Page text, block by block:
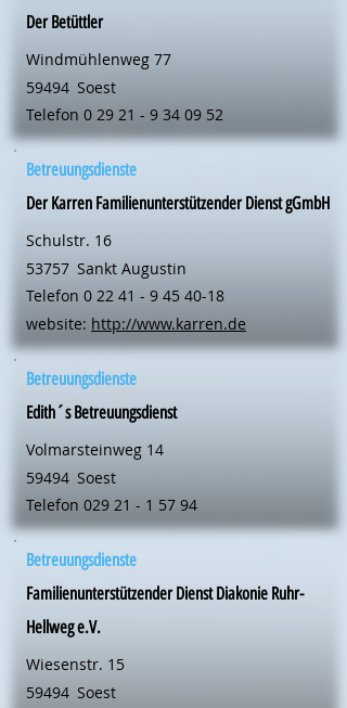
Der Betüttler
Windmühlenweg 77
59494 Soest
Telefon 0 29 21 - 9 34 09 52
Betreuungsdienste
Der Karren Familienunterstützender Dienst gGmbH
Schulstr. 16
53757 Sankt Augustin
Telefon 0 22 41 - 9 45 40-18
website: http://www.karren.de
Betreuungsdienste
Edith´s Betreuungsdienst
Volmarsteinweg 14
59494 Soest
Telefon 029 21 - 1 57 94
Betreuungsdienste
Familienunterstützender Dienst Diakonie Ruhr-
Hellweg e.V.
Wiesenstr. 15
59494 Soest